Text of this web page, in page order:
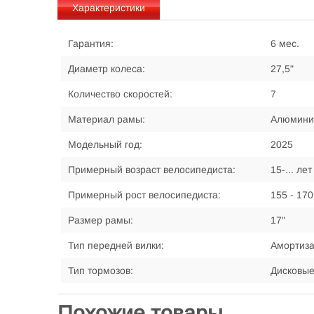
Характеристики
Гарантия: 6 мес.
Диаметр колеса: 27,5"
Количество скоростей: 7
Материал рамы:
Модельный год: 2025
Примерный возраст велосипедиста: 15-... лет
Примерный рост велосипедиста: 155 -
Размер рамы: 17"
Тип передней вилки:
Тип тормозов: Дисковые